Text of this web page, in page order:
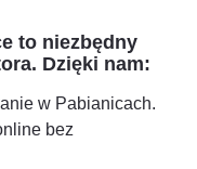
to niezbędny
Dzięki nam:
w Pabianicach.
bez